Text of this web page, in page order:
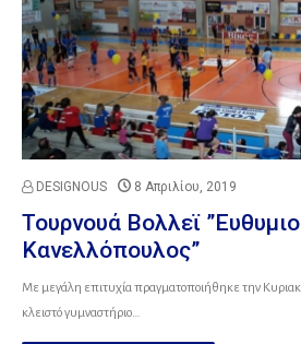
DESIGNOUS 8 Απριλίου, 2019
Τουρνουά Βολλεϊ
Κανελλόπουλος”
Με μεγάλη επιτυχία πραγματοποιήθηκε την
κλειστό γυμναστήριο…